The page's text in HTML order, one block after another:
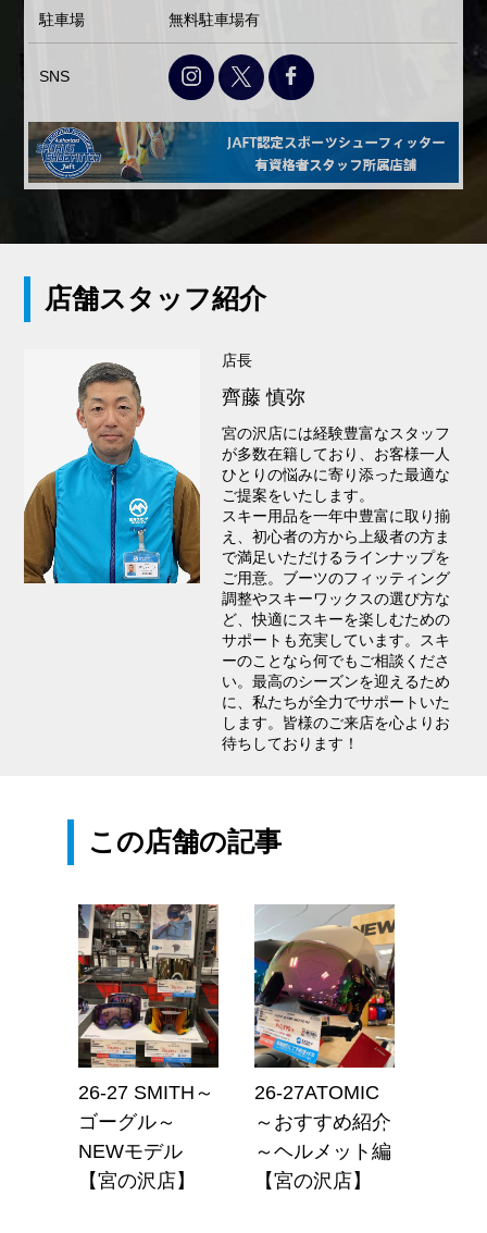
駐車場 無料駐車場有
SNS
店舗スタッフ紹介
店長
齊藤 慎弥
宮の沢店には経験豊富なスタッフ
が多数在籍しており、お客様一人
ひとりの悩みに寄り添った最適な
ご提案をいたします。
スキー用品を一年中豊富に取り揃
え、初心者の方から上級者の方ま
で満足いただけるラインナップを
ご用意。ブーツのフィッティング
調整やスキーワックスの選び方な
ど、快適にスキーを楽しむための
サポートも充実しています。スキ
ーのことなら何でもご相談くださ
い。最高のシーズンを迎えるため
に、私たちが全力でサポートいた
します。皆様のご来店を心よりお
待ちしております！
この店舗の記事
26-27 SMITH～
ゴーグル～
NEWモデル
【宮の沢店】
26-27ATOMIC
～おすすめ紹介
～ヘルメット編
【宮の沢店】